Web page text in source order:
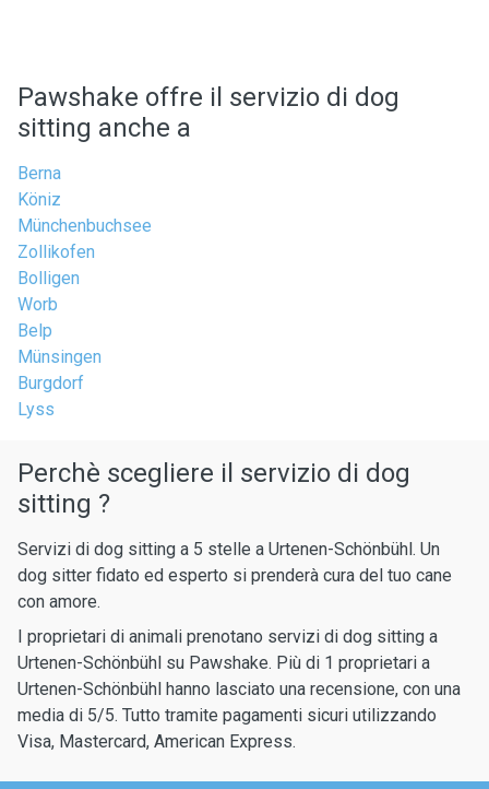
Pawshake offre il servizio di dog
sitting anche a
Berna
Köniz
Münchenbuchsee
Zollikofen
Bolligen
Worb
Belp
Münsingen
Burgdorf
Lyss
Perchè scegliere il servizio di dog
sitting ?
Servizi di dog sitting a 5 stelle a Urtenen-Schönbühl. Un
dog sitter fidato ed esperto si prenderà cura del tuo cane
con amore.
I proprietari di animali prenotano servizi di dog sitting a
Urtenen-Schönbühl su Pawshake. Più di 1 proprietari a
Urtenen-Schönbühl hanno lasciato una recensione, con una
media di 5/5. Tutto tramite pagamenti sicuri utilizzando
Visa, Mastercard, American Express.